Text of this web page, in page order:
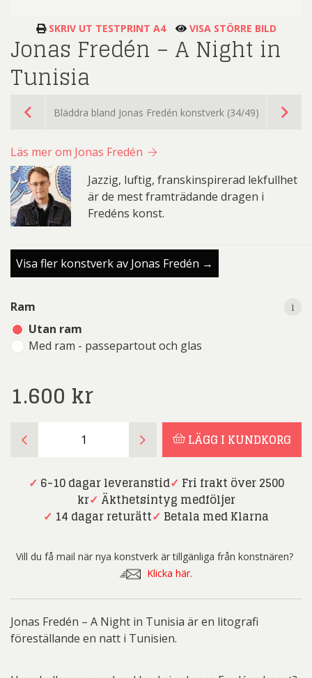
SKRIV UT TESTPRINT A4 VISA STÖRRE BILD
Jonas Fredén – A Night in
Tunisia
Bläddra bland Jonas Fredén konstverk (34/49)
Läs mer om Jonas Fredén
Jazzig, luftig, franskinspirerad lekfullhet
är de mest framträdande dragen i
Fredéns konst.
Visa fler konstverk av Jonas Fredén →
Ram
Utan ram
Med ram - passepartout och glas
i
1.600 kr
i
Fredén
LÄGG I KUNDKORG
✓ 6-10 dagar leveranstid✓ Fri frakt över 2500
kr✓ Äkthetsintyg medföljer
✓ 14 dagar returätt✓ Betala med Klarna
Vill du få mail när nya konstverk är tillgänliga från konstnären?
Klicka här.
Jonas Fredén – A Night in Tunisia är en litografi
föreställande en natt i Tunisien.